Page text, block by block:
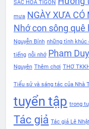
SẮC HOA TIGON
mưa NGÀY XƯA CÓ
Nhớ con sông quê
Nguyễn Bính những tình khúc
tiếng nỗi nhớ Phạm Duy
Nguyên Thêm chơi THƠ
Tiểu sử và sáng tác của Nhà
tuyển tập trong
Tác giả Tác giả Lê